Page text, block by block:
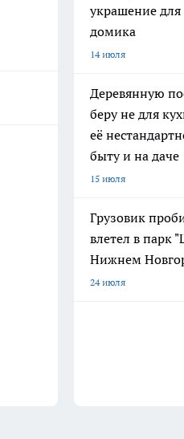
украшение
домика
14 июля
Деревянную
беру не для
её
быту и на даче
15 июля
Грузовик
влетел в парк
Нижнем
24 июля